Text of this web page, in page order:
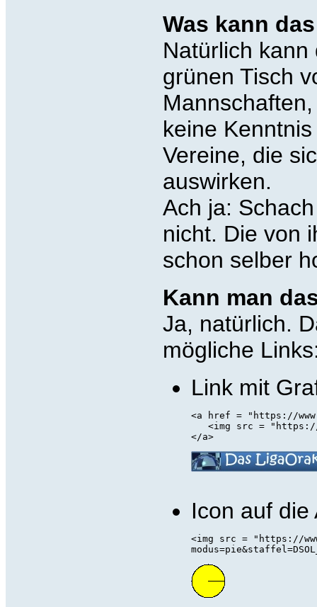
Was kann
Natürlich
grünen Tisch
keine
Vereine, die
auswirken.
Ach ja:
nicht. Die von
schon selber
Kann man
Ja, natürlich.
mögliche
Link mit
<a href = "https://
<img src =
</a>
Icon auf
<img src = "https://